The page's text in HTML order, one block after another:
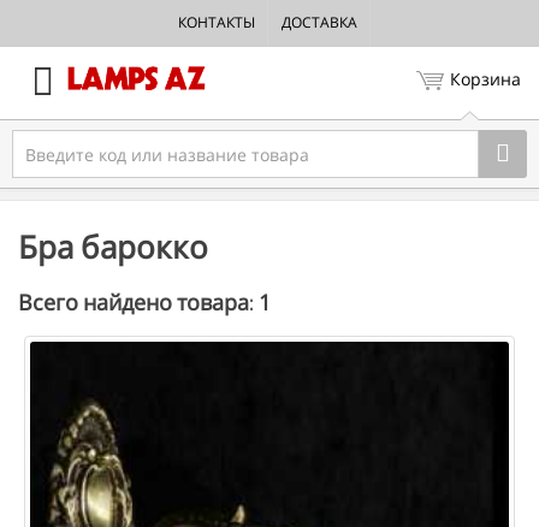
КОНТАКТЫ ДОСТАВКА
Корзина
Бра барокко
Всего найдено товара: 1